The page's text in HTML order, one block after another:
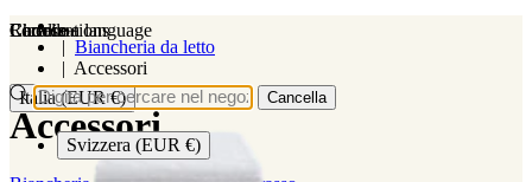
Localizations
Italia (EUR €)
Svizzera (EUR €)
Choose a language
Ricerca
Cancella
Carrello
…
Biancheria da letto
Accessori
Accessori